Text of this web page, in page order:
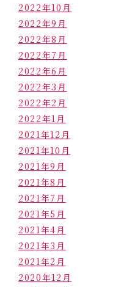
2022年10月
2022年9月
2022年8月
2022年7月
2022年6月
2022年3月
2022年2月
2022年1月
2021年12月
2021年10月
2021年9月
2021年8月
2021年7月
2021年5月
2021年4月
2021年3月
2021年2月
2020年12月